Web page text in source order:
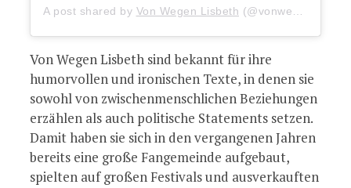
A post shared by Von Wegen Lisbeth (@vonwegenlisbeth) on
Von Wegen Lisbeth sind bekannt für ihre
humorvollen und ironischen Texte, in denen sie
sowohl von zwischenmenschlichen Beziehungen
erzählen als auch politische Statements setzen.
Damit haben sie sich in den vergangenen Jahren
bereits eine große Fangemeinde aufgebaut,
spielten auf großen Festivals und ausverkauften